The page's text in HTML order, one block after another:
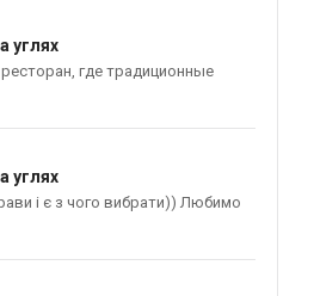
углях
где традиционные
углях
і є з чого вибрати)) Любимо